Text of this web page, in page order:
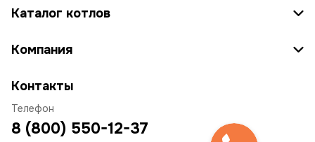
Каталог котлов
Компания
Контакты
Телефон
8 (800) 550-12-37